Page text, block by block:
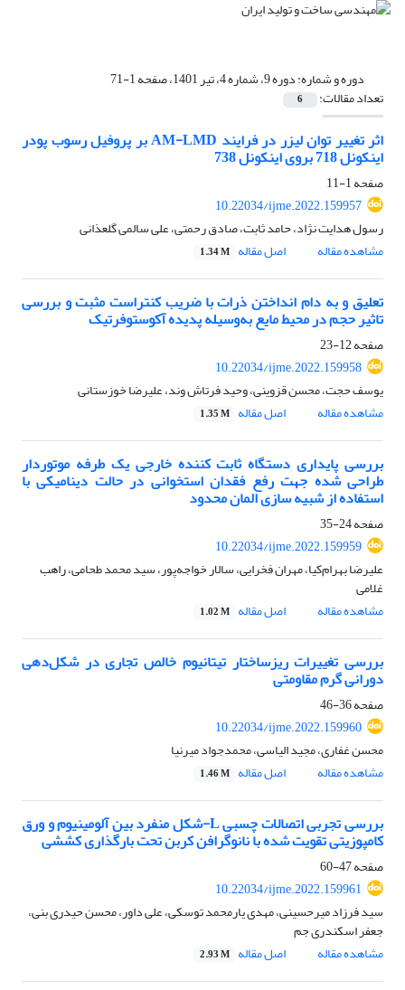
دوره و شماره:دوره 9، شماره 4، تیر 1401، صفحه 1-71
تعداد مقالات: 6
اثر تغییر توان لیزر در فرایند AM-LMD بر پروفیل رسوب پودر
اینکونل 718 بروی اینکونل 738
صفحه1-11
10.22034/ijme.2022.159957
رسول هدایت نژاد، حامد ثابت، صادق رحمتی، علی سالمی گلعذانی
مشاهده مقاله
اصل مقاله 1.34 M
تعلیق و به دام انداختن ذرات با ضریب کنتراست مثبت و بررسی
تاثیر حجم در محیط مایع به‌وسیله پدیده آکوستوفرتیک
صفحه12-23
10.22034/ijme.2022.159958
یوسف حجت، محسن قزوینی، وحید فرتاش وند، علیرضا خوزستانی
مشاهده مقاله
اصل مقاله 1.35 M
بررسی پایداری دستگاه ثابت کننده خارجی یک طرفه موتوردار
طراحی شده جهت رفع فقدان استخوانی در حالت دینامیکی با
استفاده از شبیه سازی المان محدود
صفحه24-35
10.22034/ijme.2022.159959
علیرضا بهرام‌کیا، مهران فخرایی، سالار خواجه‌پور، سید محمد طحامی، راهب
غلامی
مشاهده مقاله
اصل مقاله 1.02 M
بررسی تغییرات ریزساختار تیتانیوم خالص تجاری در شکل‌دهی
دورانی گرم مقاومتی
صفحه36-46
10.22034/ijme.2022.159960
محسن غفاری، مجید الیاسی، محمدجواد میرنیا
مشاهده مقاله
اصل مقاله 1.46 M
بررسی تجربی اتصالات چسبی L-شکل منفرد بین آلومینیوم و ورق
کامپوزیتی تقویت شده با نانوگرافن کربن تحت بارگذاری کششی
صفحه47-60
10.22034/ijme.2022.159961
سید فرزاد میرحسینی، مهدی یارمحمد توسکی، علی داور، محسن حیدری بنی،
جعفر اسکندری جم
مشاهده مقاله
اصل مقاله 2.93 M